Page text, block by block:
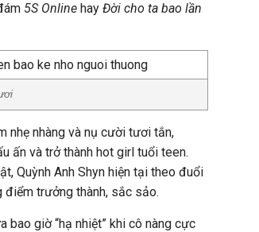
5S Online hay Đời cho ta bao lần
nhẹ nhàng và nụ cười tươi tắn,
ấn và trở thành hot girl tuổi teen.
Quỳnh Anh Shyn hiện tại theo đuổi
điểm trưởng thành, sắc sảo.
bao giờ “hạ nhiệt” khi cô nàng cực